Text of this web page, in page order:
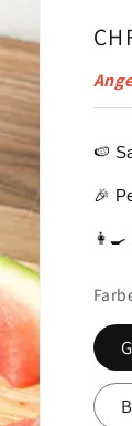
🍉
🎉